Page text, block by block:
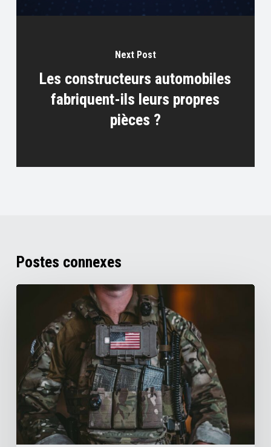
Next Post
Les constructeurs automobiles
fabriquent-ils leurs propres
pièces ?
Postes connexes
surpression
souffle
(BOP)
et
le
rôle